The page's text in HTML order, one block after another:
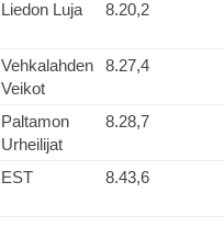
Liedon Luja 8.20,2
Vehkalahden
Veikot
8.27,4
Paltamon
Urheilijat
8.28,7
EST 8.43,6